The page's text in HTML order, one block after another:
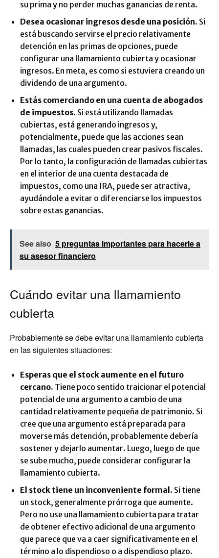
su prima y no perder muchas ganancias de renta.
Desea ocasionar ingresos desde una posición. Si
está buscando servirse el precio relativamente
detención en las primas de opciones, puede
configurar una llamamiento cubierta y ocasionar
ingresos. En meta, es como si estuviera creando un
dividendo de una argumento.
Estás comerciando en una cuenta de abogados
de impuestos. Si está utilizando llamadas
cubiertas, está generando ingresos y,
potencialmente, puede que las acciones sean
llamadas, las cuales pueden crear pasivos fiscales.
Por lo tanto, la configuración de llamadas cubiertas
en el interior de una cuenta destacada de
impuestos, como una IRA, puede ser atractiva,
ayudándole a evitar o diferenciarse los impuestos
sobre estas ganancias.
See also 5 preguntas importantes para hacerle a
su asesor financiero
Cuándo evitar una llamamiento
cubierta
Probablemente se debe evitar una llamamiento cubierta
en las siguientes situaciones:
Esperas que el stock aumente en el futuro
cercano. Tiene poco sentido traicionar el potencial
potencial de una argumento a cambio de una
cantidad relativamente pequeña de patrimonio. Si
cree que una argumento está preparada para
moverse más detención, probablemente debería
sostener y dejarlo aumentar. Luego, luego de que
se sube mucho, puede considerar configurar la
llamamiento cubierta.
El stock tiene un inconveniente formal. Si tiene
un stock, generalmente prórroga que aumente.
Pero no use una llamamiento cubierta para tratar
de obtener efectivo adicional de una argumento
que parece que va a caer significativamente en el
término a lo dispendioso o a dispendioso plazo.